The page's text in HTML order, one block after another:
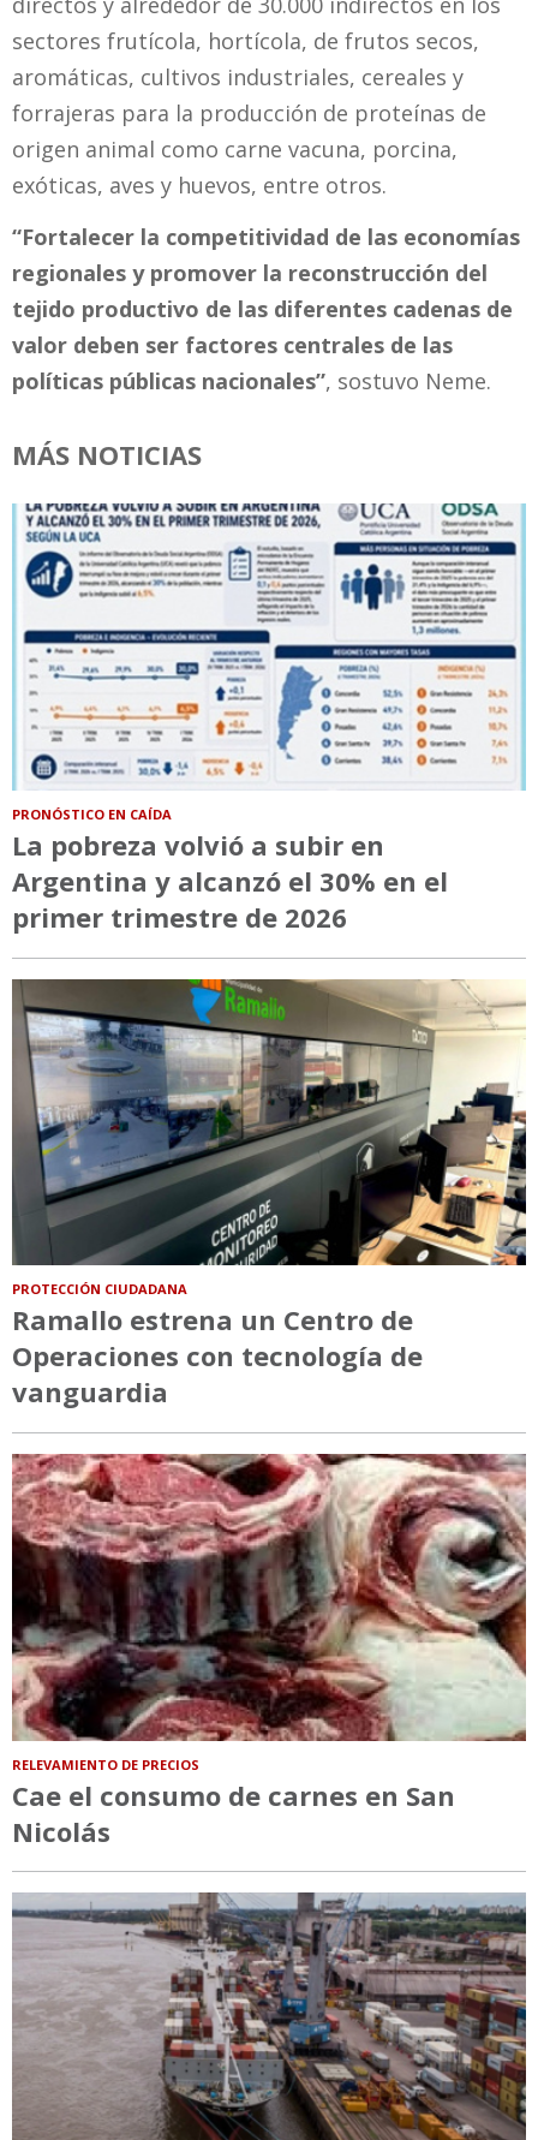
sectores frutícola, hortícola, de frutos secos,
aromáticas, cultivos industriales, cereales y
forrajeras para la producción de proteínas de
origen animal como carne vacuna, porcina,
exóticas, aves y huevos, entre otros.
“Fortalecer la competitividad de las economías
regionales y promover la reconstrucción del
tejido productivo de las diferentes cadenas de
valor deben ser factores centrales de las
políticas públicas nacionales”, sostuvo Neme.
MÁS NOTICIAS
PRONÓSTICO EN CAÍDA
La pobreza volvió a subir en
Argentina y alcanzó el 30% en el
primer trimestre de 2026
PROTECCIÓN CIUDADANA
Ramallo estrena un Centro de
Operaciones con tecnología de
vanguardia
RELEVAMIENTO DE PRECIOS
Cae el consumo de carnes en San
Nicolás